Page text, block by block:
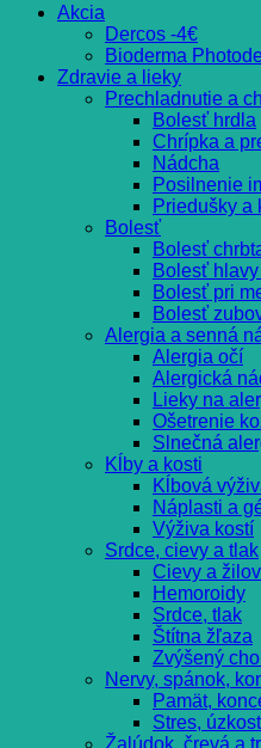
Akcia
Dercos -4€
Bioderma
Zdravie a lieky
Prechladnutie a
Bolesť hrdla
Chrípka a
Nádcha
Posilnenie
Priedušky a
Bolesť
Bolesť
Bolesť
Bolesť pri
Bolesť
Alergia a senná
Alergia očí
Alergická
Lieky na
Ošetrenie
Slnečná
Kĺby a kosti
Kĺbová
Náplasti a
Výživa kostí
Srdce, cievy a tlak
Cievy a
Hemoroidy
Srdce, tlak
Štítna žľaza
Zvýšený
Nervy, spánok,
Pamät,
Stres,
Žalúdok, črevá a